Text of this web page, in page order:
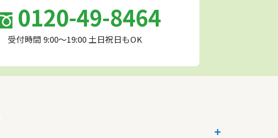
0120-49-8464
受付時間 9:00～19:00 土日祝日もOK